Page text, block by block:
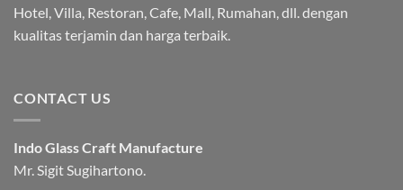
Hotel, Villa, Restoran, Cafe, Mall, Rumahan, dll. dengan
kualitas terjamin dan harga terbaik.
CONTACT US
Indo Glass Craft Manufacture
Mr. Sigit Sugihartono.